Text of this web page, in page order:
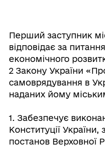
Перший заступник
відповідає за
економічного
2 Закону України
самоврядування в
наданих йому
1. Забезпечує
Конституції України,
постанов Верховної